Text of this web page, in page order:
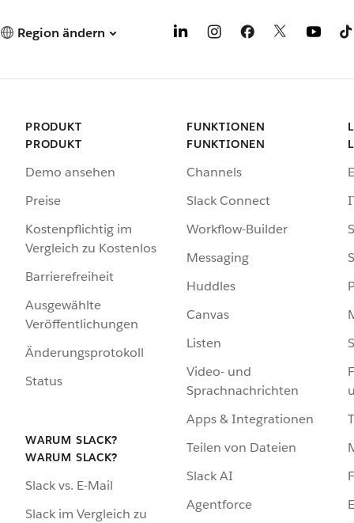
Region ändern
PRODUKT
PRODUKT
Demo ansehen
Preise
Kostenpflichtig im
Vergleich zu Kostenlos
Barrierefreiheit
Ausgewählte
Veröffentlichungen
Änderungsprotokoll
Status
WARUM SLACK?
WARUM SLACK?
Slack vs. E-Mail
Slack im Vergleich zu
FUNKTIONEN
FUNKTIONEN
Channels
Slack Connect
Workflow-Builder
Messaging
Huddles
Canvas
Listen
Video- und
Sprachnachrichten
Apps & Integrationen
Teilen von Dateien
Slack AI
Agentforce